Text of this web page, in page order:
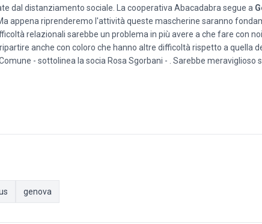
dal distanziamento sociale. La cooperativa Abacadabra segue a
appena riprenderemo l'attività queste mascherine saranno
relazionali sarebbe un problema in più avere a che fare con
anche con coloro che hanno altre difficoltà rispetto a quella
- sottolinea la socia Rosa Sgorbani - . Sarebbe
genova